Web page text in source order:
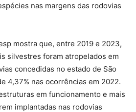
nas margens das rodovias
mostra que, entre 2019 e 2023,
silvestres foram atropelados em
concedidas no estado de São
4,37% nas ocorrências em 2022.
em funcionamento e mais
implantadas nas rodovias